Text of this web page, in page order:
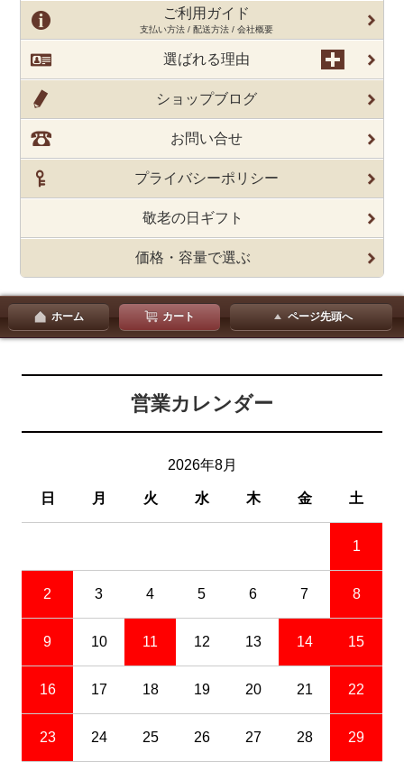
ご利用ガイド
支払い方法 / 配送方法 / 会社概要
選ばれる理由
ショップブログ
お問い合せ
プライバシーポリシー
敬老の日ギフト
価格・容量で選ぶ
ホーム カート ページ先頭へ
営業カレンダー
2026年8月
日 月 火 水 木 金 土
1
2 3 4 5 6 7 8
9 10 11 12 13 14 15
16 17 18 19 20 21 22
23 24 25 26 27 28 29